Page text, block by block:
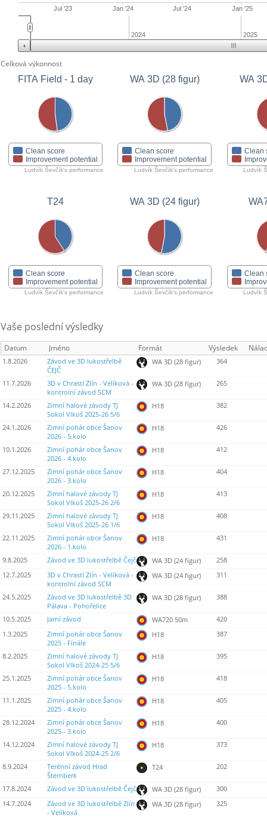
Jul '23 Jan '24 Jul '24 Jan '25
2024 2025
Celková výkonnost
FITA Field - 1 day
Clean score
Improvement potential
Ludvík Ševčík's performance
WA 3D (28 figur)
Clean score
Improvement potential
Ludvík Ševčík's performance
WA
Clean
Ludvík
T24
Clean score
Improvement potential
Ludvík Ševčík's performance
WA 3D (24 figur)
Clean score
Improvement potential
Ludvík Ševčík's performance
Clean
Ludvík
Vaše poslední výsledky
Datum Jméno Formát Výsledek
1.8.2026
Závod ve 3D lukostřelbě
ČEJČ
WA 3D (28 figur) 364
11.7.2026
3D v Chrastí Zlín - Velíková -
kontrolní závod SCM
WA 3D (28 figur) 265
14.2.2026
Zimní halové závody TJ
Sokol Vlkoš 2025-26 5/6
H18 382
24.1.2026
Zimní pohár obce Šanov
2026 - 5.kolo
H18 426
10.1.2026
Zimní pohár obce Šanov
2026 - 4.kolo
H18 412
27.12.2025
Zimní pohár obce Šanov
2026 - 3.kolo
H18 404
20.12.2025
Zimní halové závody TJ
Sokol Vlkoš 2025-26 2/6
H18 413
29.11.2025
Zimní halové závody TJ
Sokol Vlkoš 2025-26 1/6
H18 408
22.11.2025
Zimní pohár obce Šanov
2026 - 1.kolo
H18 431
9.8.2025 Závod ve 3D lukostřelbě Čejč WA 3D (24 figur)
258
12.7.2025
3D v Chrastí Zlín - Velíková -
kontrolní závod SCM
WA 3D (24 figur) 311
24.5.2025
Závod ve 3D lukostřelbě 3D
Pálava - Pohořelice
WA 3D (28 figur) 388
10.5.2025 Jarní závod WA720 50m
420
1.3.2025
Zimní pohár obce Šanov
2025 - Finále
H18 387
8.2.2025
Zimní halové závody TJ
Sokol Vlkoš 2024-25 5/6
H18 395
25.1.2025
Zimní pohár obce Šanov
2025 - 5.kolo
H18 418
11.1.2025
Zimní pohár obce Šanov
2025 - 4.kolo
H18 405
28.12.2024
Zimní pohár obce Šanov
2025 - 3.kolo
H18 400
14.12.2024
Zimní halové závody TJ
Sokol Vlkoš 2024-25 2/6
H18 373
8.9.2024
Terénní závod Hrad
Šternberk
T24 202
17.8.2024 Závod ve 3D lukostřelbě Čejč WA 3D (28 figur)
300
14.7.2024
Závod ve 3D lukostřelbě Zlín
- Velíková
WA 3D (28 figur) 325